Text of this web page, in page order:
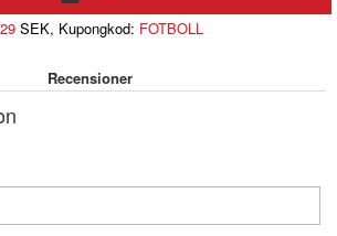
SEK, Kupongkod: FOTBOLL
Recensioner